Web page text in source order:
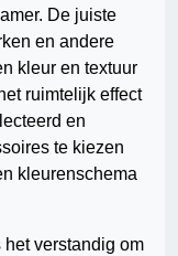
De juiste
en andere
kleur en textuur
ruimtelijk effect
en
te kiezen
kleurenschema
verstandig om